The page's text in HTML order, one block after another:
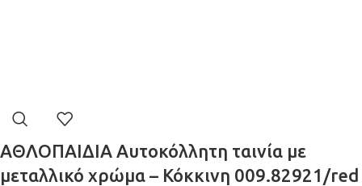
ΑΘΛΟΠΑΙΔΙΑ Αυτοκόλλητη ταινία με
μεταλλικό χρώμα – Κόκκινη 009.82921/red